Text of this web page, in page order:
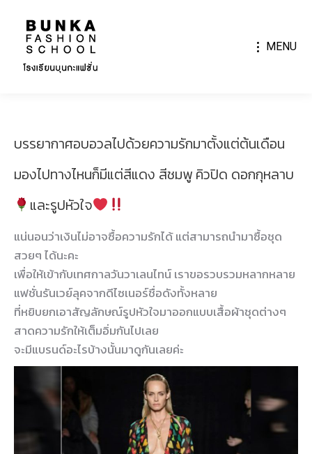
MENU
บรรยากาศอบอวลไปด้วยความรักมาตั้งแต่ต้นเดือน
มองไปทางไหนก็มีแต่สีแดง สีชมพู คิวปิด ดอกกุหลาบ
และรูปหัวใจ
แน่นอนว่าเงินไม่อาจซื้อความรักได้ แต่สามารถนำมาซื้อชุด
สวยๆ ได้นะคะ
เพื่อให้เข้ากับเทศกาลวันวาเลนไทน์ เราขอรวบรวมหลากหลาย
แฟชั่นรันเวย์ลุคจากดีไซเนอร์ชื่อดังทั้งหลาย
ที่หยิบยกเอาสัญลักษณ์รูปหัวใจมาออกแบบเสื้อผ้าชุดต่างๆ
สาดความรักให้เต็มอิ่มกันไปเลย
จะมีแบรนด์อะไรบ้างนั้นมาดูกันเลยค่ะ